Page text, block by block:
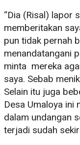
“Dia (Risal) lapor
memberitakan
pun tidak pernah
menandatangani
minta mereka
saya. Sebab
Selain itu juga
Desa Umaloya ini
dalam undangan
terjadi sudah